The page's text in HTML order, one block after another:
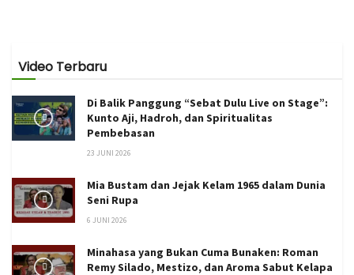
Video Terbaru
Di Balik Panggung “Sebat Dulu Live on Stage”:
Kunto Aji, Hadroh, dan Spiritualitas
Pembebasan
23 JUNI 2026
Mia Bustam dan Jejak Kelam 1965 dalam Dunia
Seni Rupa
6 JUNI 2026
Minahasa yang Bukan Cuma Bunaken: Roman
Remy Silado, Mestizo, dan Aroma Sabut Kelapa